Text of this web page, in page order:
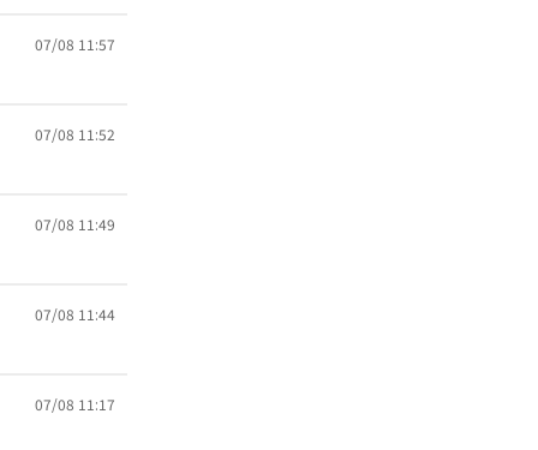
07/08 11:57
07/08 11:52
07/08 11:49
07/08 11:44
07/08 11:17